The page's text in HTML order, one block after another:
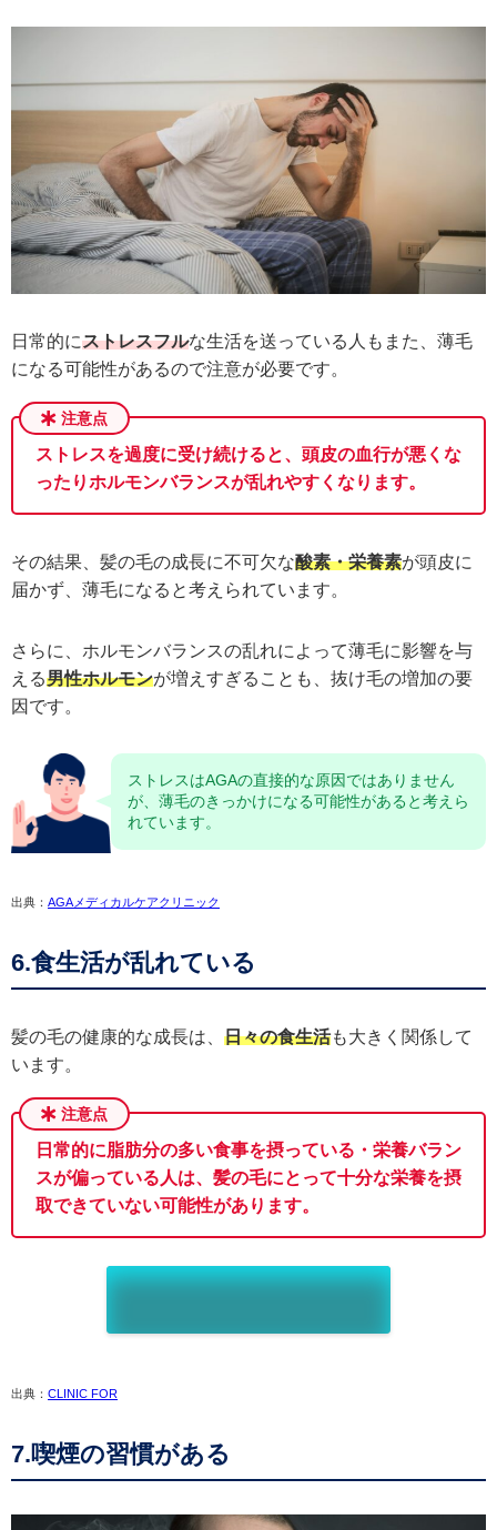
日常的にストレスフルな生活を送っている人もまた、薄毛
になる可能性があるので注意が必要です。
ストレスを過度に受け続けると、頭皮の血行が悪くな
ったりホルモンバランスが乱れやすくなります。
その結果、髪の毛の成長に不可欠な酸素・栄養素が頭皮に
届かず、薄毛になると考えられています。
さらに、ホルモンバランスの乱れによって薄毛に影響を与
える男性ホルモンが増えすぎることも、抜け毛の増加の要
因です。
ストレスはAGAの直接的な原因ではありません
が、薄毛のきっかけになる可能性があると考えら
れています。
出典： AGAメディカルケアクリニック
6.食生活が乱れている
髪の毛の健康的な成長は、 日々の食生活も大きく関係して
います。
日常的に脂肪分の多い食事を摂っている・栄養バラン
スが偏っている人は、髪の毛にとって十分な栄養を摂
取できていない可能性があります。
出典： CLINIC FOR
7.喫煙の習慣がある